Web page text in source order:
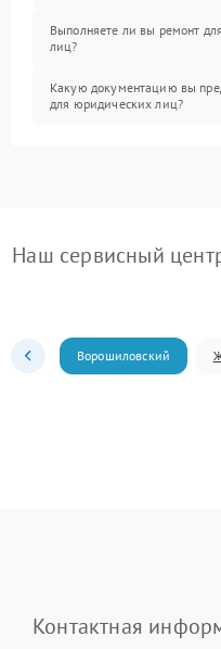
Выполняете ли вы ремонт
лиц?
Какую документацию вы
для юридических лиц?
Наш сервисный
Ворошиловский
Контактная